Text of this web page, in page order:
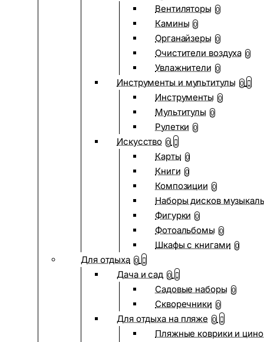
Вентиляторы 0
Камины 0
Органайзеры 0
Очистители воздуха 0
Увлажнители 0
Инструменты и мультитулы 0
Инструменты 0
Мультитулы 0
Рулетки 0
Искусство 0
Карты 0
Книги 0
Композиции 0
Наборы дисков
Фигурки 0
Фотоальбомы 0
Шкафы с книгами 0
Для отдыха 0
Дача и сад 0
Садовые наборы 0
Скворечники 0
Для отдыха на пляже 0
Пляжные коврики и